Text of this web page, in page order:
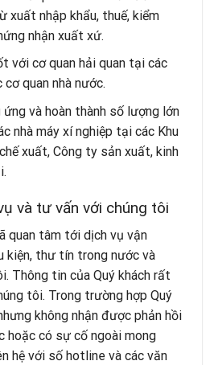
xuất nhập khẩu, thuế, kiểm
nhận xuất xứ.
với cơ quan hải quan tại các
cơ quan nhà nước.
ứng và hoàn thành số lượng lớn
nhà máy xí nghiệp tại các Khu
xuất, Công ty sản xuất, kinh
và tư vấn với chúng tôi
quan tâm tới dịch vụ vận
kiện, thư tín trong nước và
Thông tin của Quý khách rất
tôi. Trong trường hợp Quý
không nhận được phản hồi
hoặc có sự cố ngoài mong
hệ với số hotline và các văn